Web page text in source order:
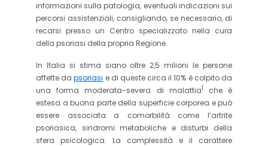
informazioni sulla patologia, eventuali indicazioni sui
percorsi assistenziali, consigliando, se necessario, di
recarsi presso un Centro specializzato nella cura
della psoriasi della propria Regione.
In Italia si stima siano oltre 2,5 milioni le persone
affette dapsoriasi e di queste circa il 10% è colpito da
una forma moderata-severa di malattia1
che è
estesa a buona parte della superficie corporea e può
essere associata a comorbilità come l’artrite
psoriasica, sindromi metaboliche e disturbi della
sfera psicologica. La complessità e il carattere